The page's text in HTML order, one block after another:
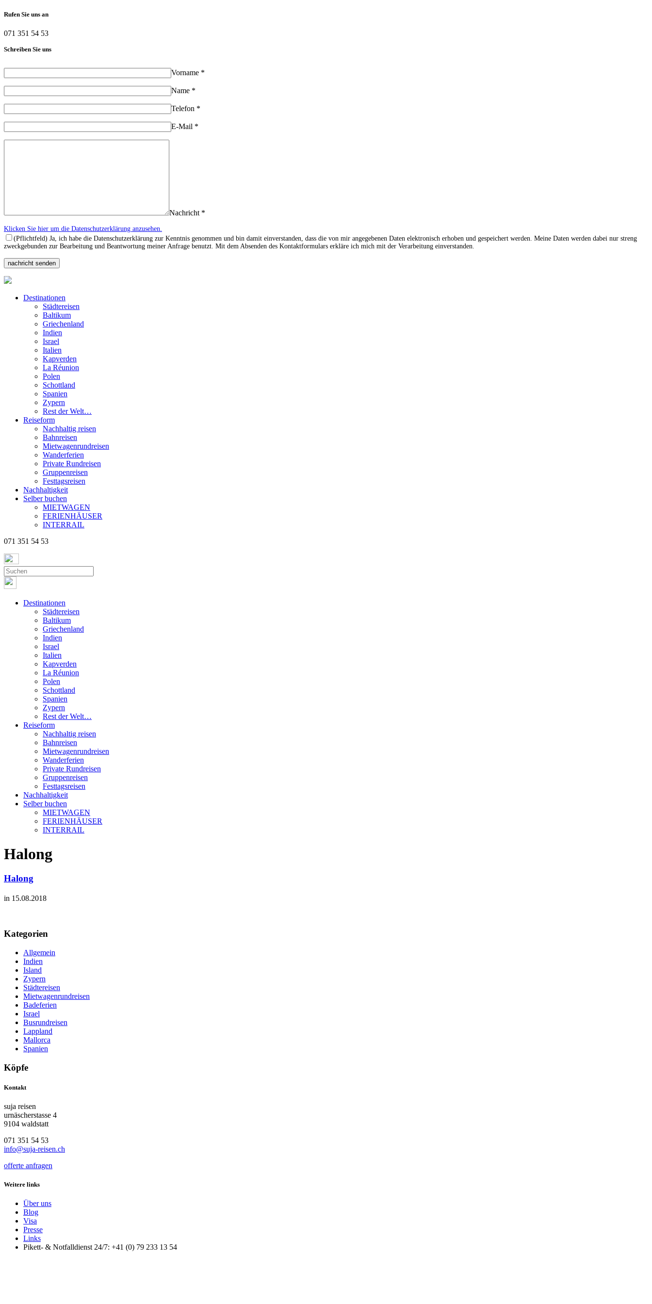
Rufen Sie uns an
071 351 54 53
Schreiben Sie uns
Vorname *
Name *
Telefon *
E-Mail *
Nachricht *
Klicken Sie hier um die Datenschutzerklärung anzusehen.
(Pflichtfeld) Ja, ich habe die Datenschutzerklärung zur Kenntnis genommen und bin damit einverstanden, dass die von mir angegebenen Daten elektronisch erhoben und gespeichert werden. Meine Daten werden dabei nur streng
zweckgebunden zur Bearbeitung und Beantwortung meiner Anfrage benutzt. Mit dem Absenden des Kontaktformulars erkläre ich mich mit der Verarbeitung einverstanden.
Destinationen
Städtereisen
Baltikum
Griechenland
Indien
Israel
Italien
Kapverden
La Réunion
Polen
Schottland
Spanien
Zypern
Rest der Welt…
Reiseform
Nachhaltig reisen
Bahnreisen
Mietwagenrundreisen
Wanderferien
Private Rundreisen
Gruppenreisen
Festtagsreisen
Nachhaltigkeit
Selber buchen
MIETWAGEN
FERIENHÄUSER
INTERRAIL
071 351 54 53
Destinationen
Städtereisen
Baltikum
Griechenland
Indien
Israel
Italien
Kapverden
La Réunion
Polen
Schottland
Spanien
Zypern
Rest der Welt…
Reiseform
Nachhaltig reisen
Bahnreisen
Mietwagenrundreisen
Wanderferien
Private Rundreisen
Gruppenreisen
Festtagsreisen
Nachhaltigkeit
Selber buchen
MIETWAGEN
FERIENHÄUSER
INTERRAIL
Halong
Halong
in 15.08.2018
Kategorien
Allgemein
Indien
Island
Zypern
Städtereisen
Mietwagenrundreisen
Badeferien
Israel
Busrundreisen
Lappland
Mallorca
Spanien
Köpfe
Kontakt
suja reisen
urnäscherstasse 4
9104 waldstatt
071 351 54 53
info@suja-reisen.ch
offerte anfragen
Weitere links
Über uns
Blog
Visa
Presse
Links
Pikett- & Notfalldienst 24/7: +41 (0) 79 233 13 54